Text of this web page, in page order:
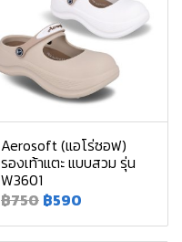
Aerosoft (แอโร่ซอฟ)
รองเท้าแตะ แบบสวม รุ่น
W3601
฿750 ฿590